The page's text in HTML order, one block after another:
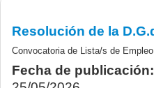
Fecha de publicación: